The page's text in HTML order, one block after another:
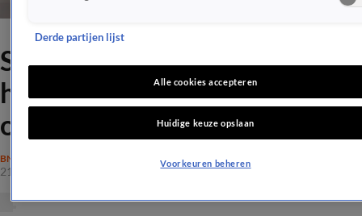
Sylvana Ijsselmuiden over
heftige tijd: 'Het leven is
onzeker'
BN'ERS
21 dec 2025, 11:50
Derde partijen lijst
Alle cookies accepteren
Huidige keuze opslaan
Voorkeuren beheren